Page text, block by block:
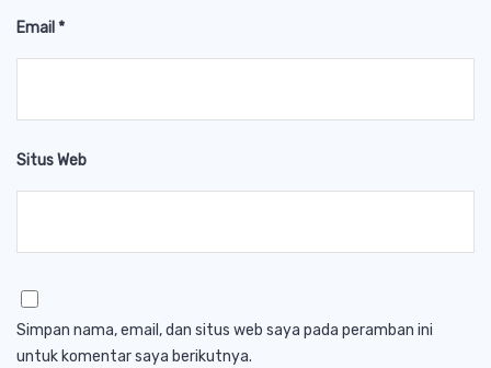
Email *
Situs Web
Simpan nama, email, dan situs web saya pada peramban ini
untuk komentar saya berikutnya.